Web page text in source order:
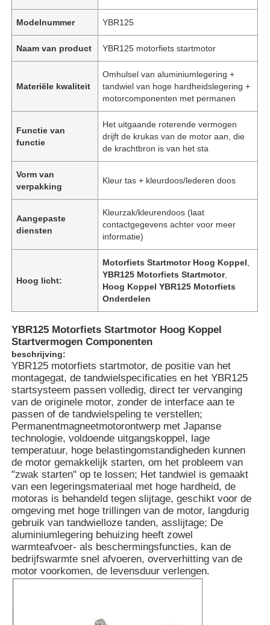
Modelnummer YBR125
Naam van product YBR125 motorfiets startmotor
Materiële kwaliteit
Omhulsel van aluminiumlegering +
tandwiel van hoge hardheidslegering +
motorcomponenten met permanen
Functie van
functie
Het uitgaande roterende vermogen
drijft de krukas van de motor aan, die
de krachtbron is van het sta
Vorm van
verpakking
Kleur tas + kleurdoos/lederen doos
Aangepaste
diensten
Kleurzak/kleurendoos (laat
contactgegevens achter voor meer
informatie)
Hoog licht:
Motorfiets Startmotor Hoog Koppel
YBR125 Motorfiets Startmotor,
Hoog Koppel YBR125 Motorfiets
Onderdelen
YBR125 Motorfiets Startmotor Hoog Koppel
Startvermogen Componenten
beschrijving:
YBR125 motorfiets startmotor, de positie van het
montagegat, de tandwielspecificaties en het YBR125
startsysteem passen volledig, direct ter vervanging
van de originele motor, zonder de interface aan te
passen of de tandwielspeling te verstellen;
Permanentmagneetmotorontwerp met Japanse
technologie, voldoende uitgangskoppel, lage
temperatuur, hoge belastingomstandigheden kunnen
de motor gemakkelijk starten, om het probleem van
"zwak starten" op te lossen; Het tandwiel is gemaakt
van een legeringsmateriaal met hoge hardheid, de
motoras is behandeld tegen slijtage, geschikt voor de
omgeving met hoge trillingen van de motor, langdurig
gebruik van tandwielloze tanden, asslijtage; De
aluminiumlegering behuizing heeft zowel
warmteafvoer- als beschermingsfuncties, kan de
bedrijfswarmte snel afvoeren, oververhitting van de
motor voorkomen, de levensduur verlengen.